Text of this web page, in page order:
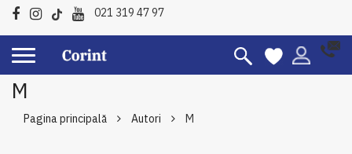
021 319 47 97
M
Pagina principală Autori M